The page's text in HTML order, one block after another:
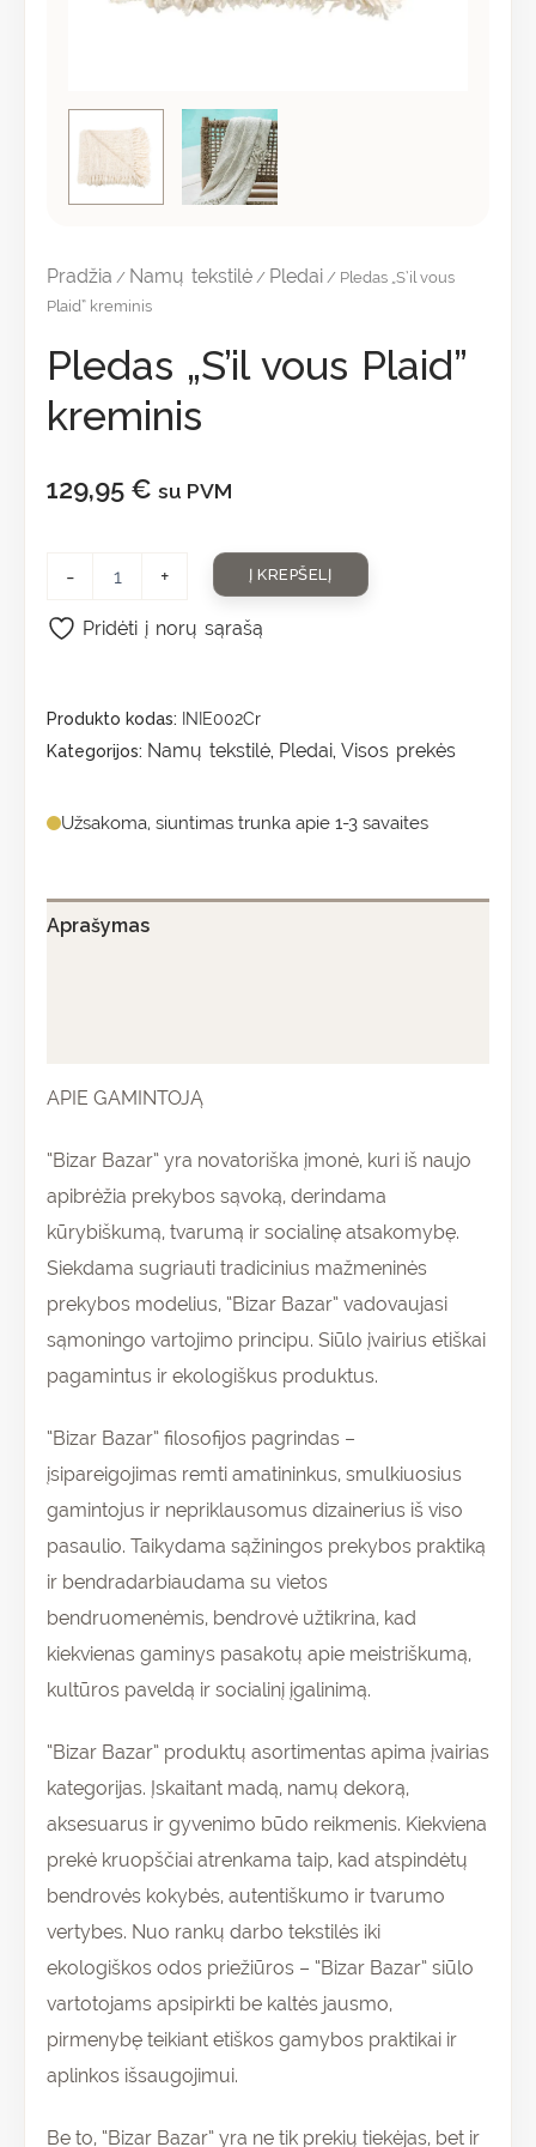
Pradžia / Namų tekstilė / Pledai / Pledas „S’il vous
Plaid” kreminis
Pledas „S’il vous Plaid”
kreminis
129,95 € su PVM
- + Į KREPŠELĮ
Produkto kodas:
INIE002Cr
Kategorijos: Namų tekstilė, Pledai, Visos prekės
Užsakoma, siuntimas trunka apie 1-3 savaites
Pridėti į norų sąrašą
Aprašymas
APIE GAMINTOJĄ
“Bizar Bazar” yra novatoriška įmonė, kuri iš naujo
apibrėžia prekybos sąvoką, derindama
kūrybiškumą, tvarumą ir socialinę atsakomybę.
Siekdama sugriauti tradicinius mažmeninės
prekybos modelius, “Bizar Bazar” vadovaujasi
sąmoningo vartojimo principu. Siūlo įvairius etiškai
pagamintus ir ekologiškus produktus.
“Bizar Bazar” filosofijos pagrindas –
įsipareigojimas remti amatininkus, smulkiuosius
gamintojus ir nepriklausomus dizainerius iš viso
pasaulio. Taikydama sąžiningos prekybos praktiką
ir bendradarbiaudama su vietos
bendruomenėmis, bendrovė užtikrina, kad
kiekvienas gaminys pasakotų apie meistriškumą,
kultūros paveldą ir socialinį įgalinimą.
“Bizar Bazar” produktų asortimentas apima įvairias
kategorijas. Įskaitant madą, namų dekorą,
aksesuarus ir gyvenimo būdo reikmenis. Kiekviena
prekė kruopščiai atrenkama taip, kad atspindėtų
bendrovės kokybės, autentiškumo ir tvarumo
vertybes. Nuo rankų darbo tekstilės iki
ekologiškos odos priežiūros – “Bizar Bazar” siūlo
vartotojams apsipirkti be kaltės jausmo,
pirmenybę teikiant etiškos gamybos praktikai ir
aplinkos išsaugojimui.
Be to, “Bizar Bazar” yra ne tik prekių tiekėjas, bet ir